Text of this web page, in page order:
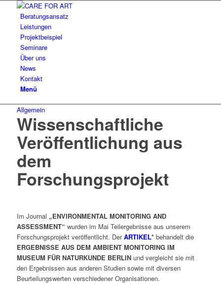
Beratungsansatz
Leistungen
Projektbeispiel
Seminare
Über uns
News
Kontakt
Menü
Allgemein
Wissenschaftliche
Veröffentlichung aus
dem
Forschungsprojekt
Im Journal „ENVIRONMENTAL MONITORING AND
ASSESSMENT“ wurden im Mai Teilergebnisse aus unserem
Forschungsprojekt veröffentlicht. DerARTIKEL* behandelt die
ERGEBNISSE AUS DEM AMBIENT MONITORING IM
MUSEUM FÜR NATURKUNDE BERLIN und vergleicht sie mit
den Ergebnissen aus anderen Studien sowie mit diversen
Beurteilungswerten verschiedener Organisationen.